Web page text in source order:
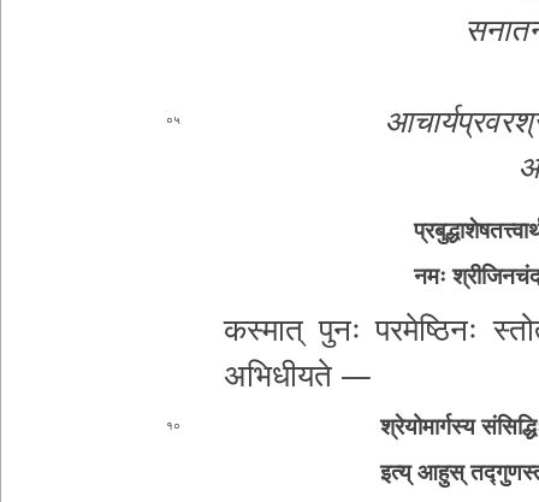
०५
नमः
कस्मात् पुनः प­र­मे­ष्ठि­नः
अ­भि­धी­य­ते­ —
१०
श्रे­यो­मा­र्ग­स्य
इत्य् आहुस्